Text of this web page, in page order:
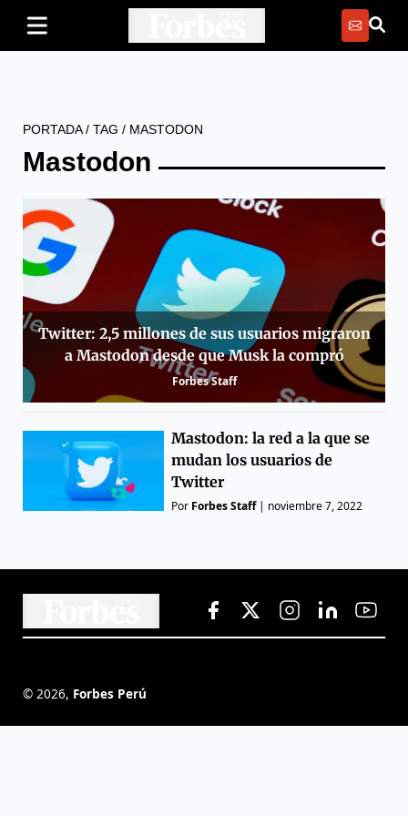
PORTADA/ TAG / MASTODON
Mastodon
Twitter: 2,5 millones de sus usuarios migraron
a Mastodon desde que Musk la compró
Forbes Staff
Mastodon: la red a la que se
mudan los usuarios de
Twitter
Por Forbes Staff| noviembre 7, 2022
© 2026, Forbes Perú